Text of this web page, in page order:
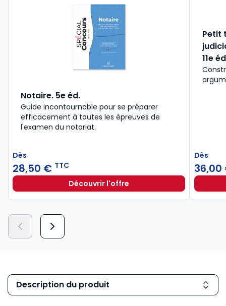
Notaire. 5e éd.
Guide incontournable pour se préparer
efficacement à toutes les épreuves de
l'examen du notariat.
Dès
28,50 € TTC
Découvrir l'offreNotaire. 5e éd. à partir de
Dès
Petit
11e
Dès
Description du produit